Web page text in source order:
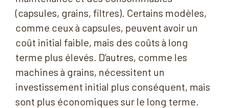
(capsules, grains, filtres). Certains modèles,
comme ceux à capsules, peuvent avoir un
coût initial faible, mais des coûts à long
terme plus élevés. D’autres, comme les
machines à grains, nécessitent un
investissement initial plus conséquent, mais
sont plus économiques sur le long terme.